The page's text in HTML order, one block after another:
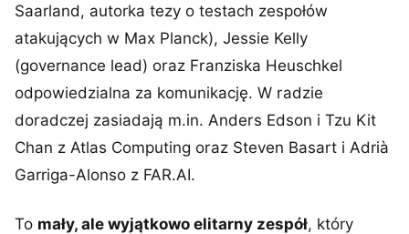
Saarland, autorka tezy o testach zespołów
atakujących w Max Planck), Jessie Kelly
(governance lead) oraz Franziska Heuschkel
odpowiedzialna za komunikację. W radzie
doradczej zasiadają m.in. Anders Edson i Tzu Kit
Chan z Atlas Computing oraz Steven Basart i Adrià
Garriga-Alonso z FAR.AI.
To mały, ale wyjątkowo elitarny zespół, który